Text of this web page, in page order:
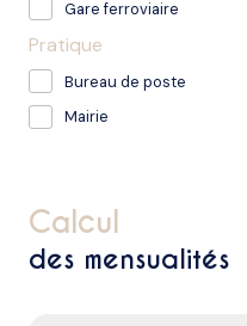
Gare ferroviaire
Pratique
Bureau de poste
Mairie
calcul
des mensualités